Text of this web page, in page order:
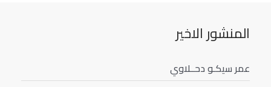
المنشور الاخير
عمر سيكـو دحــلاوي